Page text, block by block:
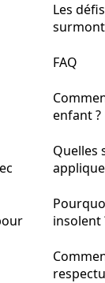
Les
FAQ
enfant ?
Quelles
insolent